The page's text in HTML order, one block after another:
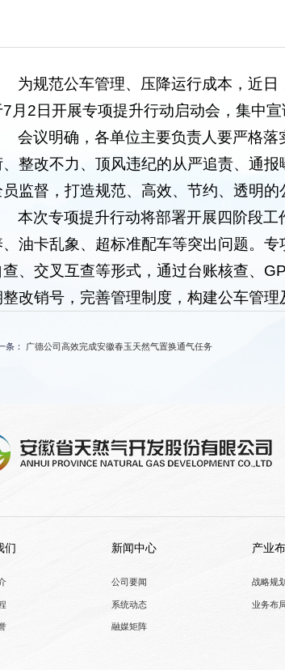
为规范公车管理、压降运行成本，近
7月2日开展专项提升行动启动会，集中
会议明确，各单位主要负责人要严格
、整改不力、顶风违纪的从严追责、通
监督，打造规范、高效、节约、透明的
本次专项提升行动将部署开展四阶段
、油卡乱象、超标准配车等突出问题。
查、交叉互查等形式，通过台账核查、
整改销号，完善管理制度，构建公车管理
条： 广德公司高效完成安徽春玉天然气置换通气任务
们 新闻中心
公司要闻
系统动态
融媒矩阵
产业
战略规划
业务布